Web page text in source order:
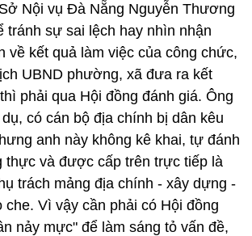
Nội vụ Đà Nẵng Nguyễn Thương
tránh sự sai lệch hay nhìn nhận
về kết quả làm việc của công chức,
UBND phường, xã đưa ra kết
phải qua Hội đồng đánh giá. Ông
có cán bộ địa chính bị dân kêu
anh này không kê khai, tự đánh
thực và được cấp trên trực tiếp là
trách mảng địa chính - xây dựng -
Vì vậy cần phải có Hội đồng
nảy mực" để làm sáng tỏ vấn đề,